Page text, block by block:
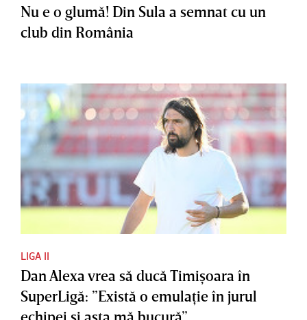
Nu e o glumă! Din Sula a semnat cu un
club din România
LIGA II
Dan Alexa vrea să ducă Timişoara în
SuperLigă: ”Există o emulaţie în jurul
echipei şi asta mă bucură”